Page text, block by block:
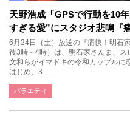
天野浩成「GPSで行動を10
すぎる愛”にスタジオ悲鳴『
6月24日（土）放送の『痛快！明
後3時～4時）は、明石家さんま、
文和らがイマドキの令和カップルに
はじめ、3…
バラエティ